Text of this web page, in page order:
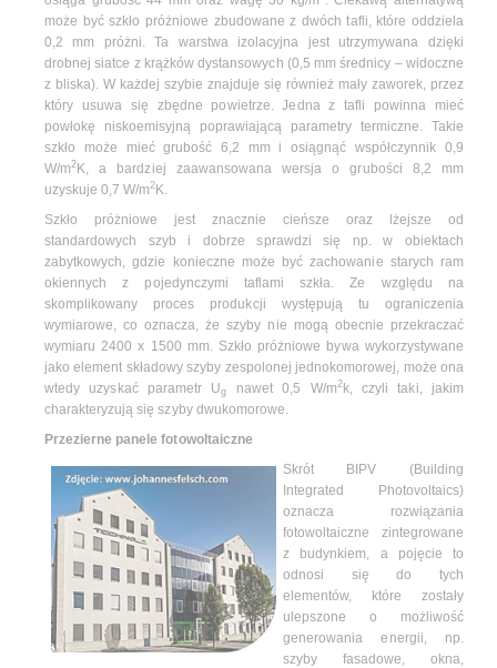
może być szkło próżniowe zbudowane z dwóch tafli, które oddziela
0,2 mm próżni. Ta warstwa izolacyjna jest utrzymywana dzięki
drobnej siatce z krążków dystansowych (0,5 mm średnicy – widoczne
z bliska). W każdej szybie znajduje się również mały zaworek, przez
który usuwa się zbędne powietrze. Jedna z tafli powinna mieć
powłokę niskoemisyjną poprawiającą parametry termiczne. Takie
szkło może mieć grubość 6,2 mm i osiągnąć współczynnik 0,9
W/m2K, a bardziej zaawansowana wersja o grubości 8,2 mm
uzyskuje 0,7 W/m2K.
Szkło próżniowe jest znacznie cieńsze oraz lżejsze od
standardowych szyb i dobrze sprawdzi się np. w obiektach
zabytkowych, gdzie konieczne może być zachowanie starych ram
okiennych z pojedynczymi taflami szkła. Ze względu na
skomplikowany proces produkcji występują tu ograniczenia
wymiarowe, co oznacza, że szyby nie mogą obecnie przekraczać
wymiaru 2400 x 1500 mm. Szkło próżniowe bywa wykorzystywane
jako element składowy szyby zespolonej jednokomorowej, może ona
wtedy uzyskać parametr Ug nawet 0,5 W/m2k, czyli taki, jakim
charakteryzują się szyby dwukomorowe.
Przezierne panele fotowoltaiczne
Skrót BIPV (Building
Integrated Photovoltaics)
oznacza rozwiązania
fotowoltaiczne zintegrowane
z budynkiem, a pojęcie to
odnosi się do tych
elementów, które zostały
ulepszone o możliwość
generowania energii, np.
szyby fasadowe, okna,